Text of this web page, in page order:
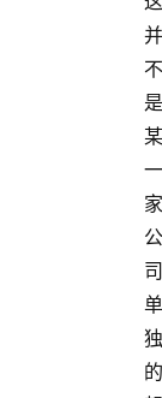
并
不
是
某
一
家
公
司
单
独
的